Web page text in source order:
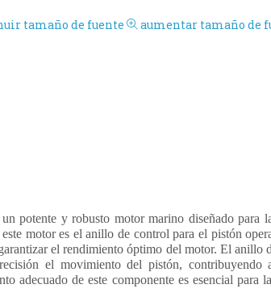
tamaño de fuente
aumentar tamaño de
potente y robusto motor marino diseñado para
motor es el anillo de control para el pistón
el rendimiento óptimo del motor. El
el movimiento del pistón,
adecuado de este componente es esencial